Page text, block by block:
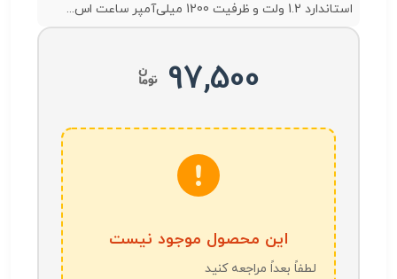
استاندارد 1.2 ولت و ظرفیت 1200 میلی‌آمپر ساعت اس...
97,500
این محصول موجود نیست
لطفاً بعداً مراجعه کنید